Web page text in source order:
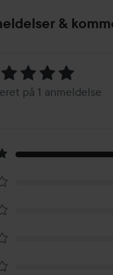
&
på 1 anmeldelse